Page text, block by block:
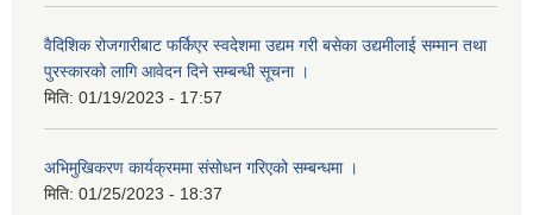
वैदिशिक रोजगारीबाट फर्किएर स्वदेशमा उद्यम गरी बसेका उद्यमीलाई सम्मान तथा
पुरस्कारको लागि आवेदन दिने सम्बन्धी सूचना ।
मिति: 01/19/2023 - 17:57
अभिमुखिकरण कार्यक्रममा संसोधन गरिएको सम्बन्धमा ।
मिति: 01/25/2023 - 18:37